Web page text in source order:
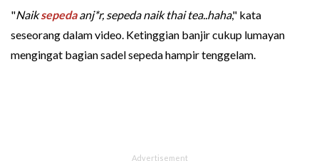
"Naiksepedaanj*r, sepeda naik thai tea..haha," kata
seseorang dalam video. Ketinggian banjir cukup lumayan
mengingat bagian sadel sepeda hampir tenggelam.